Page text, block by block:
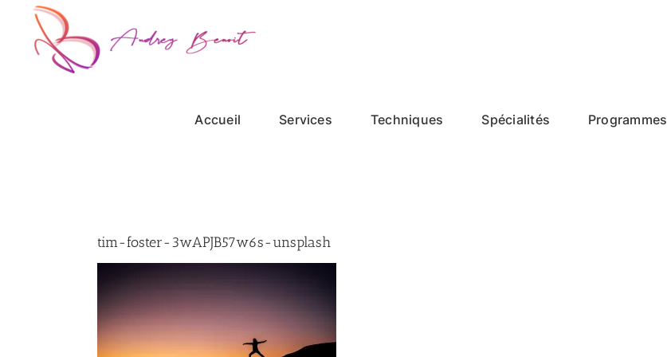
Passer
contenu
Accueil Services Techniques Spécialités Programmes
tim-foster-3wAPJB57w6s-unsplash